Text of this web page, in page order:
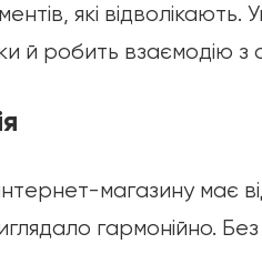
які
й робить взаємодію
магазину має
гармонійно. Без